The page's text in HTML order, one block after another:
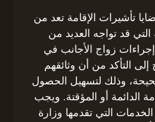
تأشيرات الإقامة تعد من
قد تواجه العديد من
إجراءات زواج الأجانب في
إلى التأكد من أن وثائقهم
وذلك لتسهيل الحصول
الدائمة أو المؤقتة. ويجب
التي تقدمها وزارة